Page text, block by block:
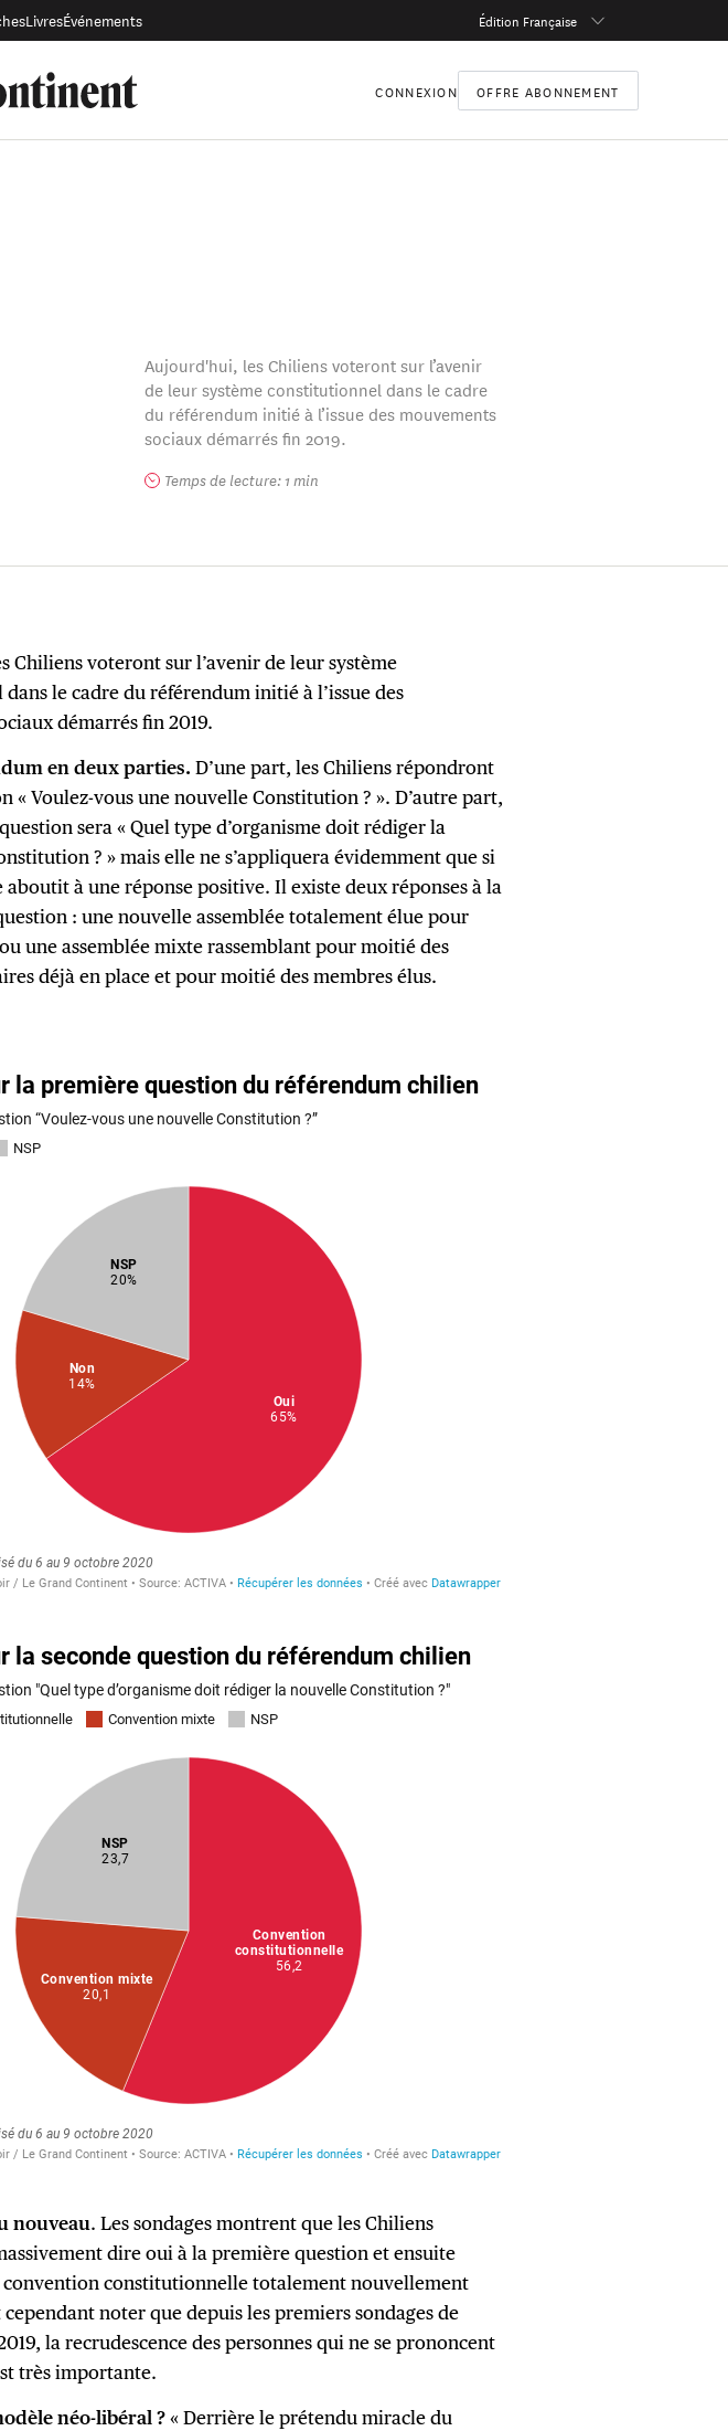
LivresÉvénements Édition Française
CONNEXION OFFRE ABONNEMENT
Aujourd'hui, les Chiliens voteront sur l’avenir
de leur système constitutionnel dans le cadre
du référendum initié à l’issue des mouvements
sociaux démarrés fin 2019.
Temps de lecture: 1 min
Chiliens voteront sur l’avenir de leur système
le cadre du référendum initié à l’issue des
démarrés fin 2019.
en deux parties. D’une part, les Chiliens répondront
« Voulez-vous une nouvelle Constitution ? ». D’autre part,
sera « Quel type d’organisme doit rédiger la
? » mais elle ne s’appliquera évidemment que si
à une réponse positive. Il existe deux réponses à la
: une nouvelle assemblée totalement élue pour
une assemblée mixte rassemblant pour moitié des
déjà en place et pour moitié des membres élus.
nouveau. Les sondages montrent que les Chiliens
dire oui à la première question et ensuite
constitutionnelle totalement nouvellement
noter que depuis les premiers sondages de
la recrudescence des personnes qui ne se prononcent
très importante.
néo-libéral ?« Derrière le prétendu miracle du